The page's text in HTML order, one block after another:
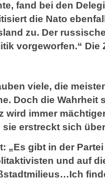
fand bei den
die Nato
zu. Der
vorgeworfen.“ Die
viele, die
Doch die Wahrheit
wird immer
erstreckt sich
„Es gibt in der
und auf